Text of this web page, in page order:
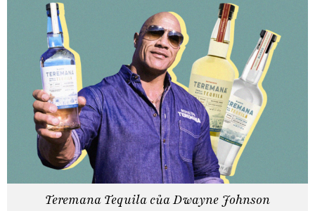
Teremana Tequila của Dwayne Johnson